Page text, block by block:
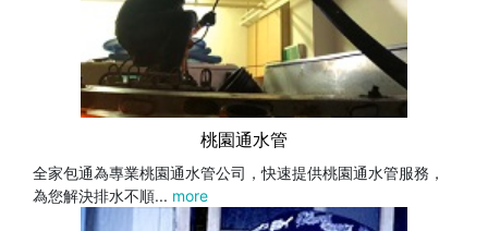
桃園通水管
全家包通為專業桃園通水管公司，快速提供桃園通水管服務，
為您解決排水不順... more